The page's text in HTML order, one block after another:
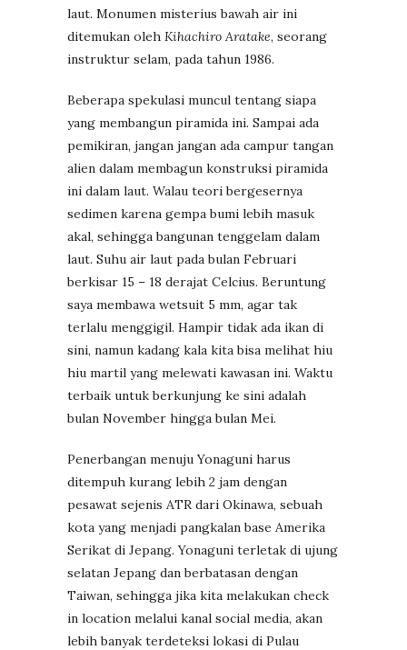
laut. Monumen misterius bawah air ini
ditemukan oleh Kihachiro Aratake, seorang
instruktur selam, pada tahun 1986.
Beberapa spekulasi muncul tentang siapa
yang membangun piramida ini. Sampai ada
pemikiran, jangan jangan ada campur tangan
alien dalam membagun konstruksi piramida
ini dalam laut. Walau teori bergesernya
sedimen karena gempa bumi lebih masuk
akal, sehingga bangunan tenggelam dalam
laut. Suhu air laut pada bulan Februari
berkisar 15 – 18 derajat Celcius. Beruntung
saya membawa wetsuit 5 mm, agar tak
terlalu menggigil. Hampir tidak ada ikan di
sini, namun kadang kala kita bisa melihat hiu
hiu martil yang melewati kawasan ini. Waktu
terbaik untuk berkunjung ke sini adalah
bulan November hingga bulan Mei.
Penerbangan menuju Yonaguni harus
ditempuh kurang lebih 2 jam dengan
pesawat sejenis ATR dari Okinawa, sebuah
kota yang menjadi pangkalan base Amerika
Serikat di Jepang. Yonaguni terletak di ujung
selatan Jepang dan berbatasan dengan
Taiwan, sehingga jika kita melakukan check
in location melalui kanal social media, akan
lebih banyak terdeteksi lokasi di Pulau